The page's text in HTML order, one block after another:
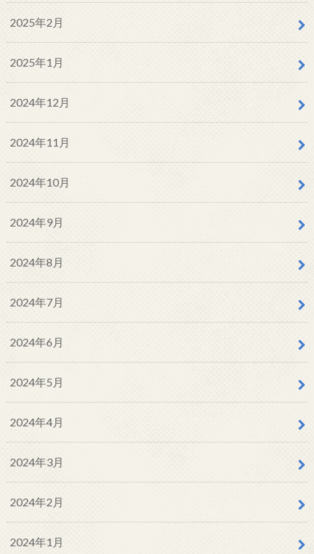
2025年2月
2025年1月
2024年12月
2024年11月
2024年10月
2024年9月
2024年8月
2024年7月
2024年6月
2024年5月
2024年4月
2024年3月
2024年2月
2024年1月